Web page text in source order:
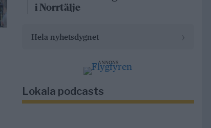
i Norrtälje
Hela nyhetsdygnet
ANNONS
Lokala podcasts